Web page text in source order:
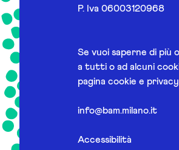
P. Iva 06003120968
Se vuoi saperne di più
a tutti o ad alcuni
pagina cookie e
info@bam.milano.it
Accessibilità